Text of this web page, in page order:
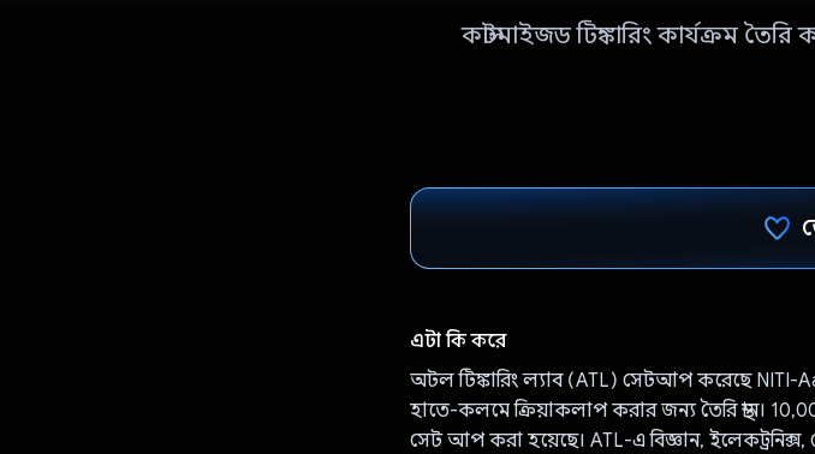
কাস্টমাইজড টিঙ্কারিং কার্যক্রম
এটা কি করে
অটল টিঙ্কারিং ল্যাব (ATL) সেটআপ করেছে NITI-
হাতে-কলমে ক্রিয়াকলাপ করার জন্য তৈরি স্থান।
সেট আপ করা হয়েছে। ATL-এ বিজ্ঞান,